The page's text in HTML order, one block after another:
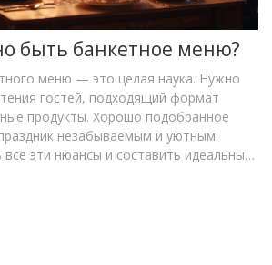
быть банкетное меню?
меню — это целая наука. Нужно
гостей, подходящий формат
продукты. Хорошо подобранное
незабываемым и уютным.
все эти нюансы и составить идеальный